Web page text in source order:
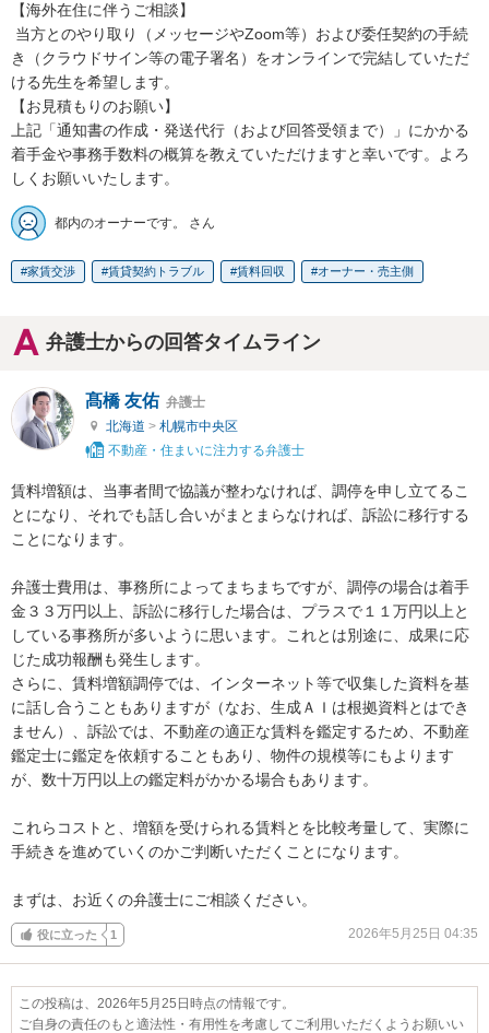
【海外在住に伴うご相談】
き（クラウドサイン等の電子署名）をオンラインで完結していただ
ける先生を希望します。
【お見積もりのお願い】
上記「通知書の作成・発送代行（および回答受領まで）」にかかる
着手金や事務手数料の概算を教えていただけますと幸いです。よろ
しくお願いいたします。
都内のオーナーです。 さん
家賃交渉 賃貸契約トラブル 賃料回収 オーナー・売主側
弁護士からの回答タイムライン
髙橋 友佑 弁護士
北海道 > 札幌市中央区
不動産・住まいに注力する弁護士
賃料増額は、当事者間で協議が整わなければ、調停を申し立てるこ
とになり、それでも話し合いがまとまらなければ、訴訟に移行する
ことになります。
弁護士費用は、事務所によってまちまちですが、調停の場合は着手
金３３万円以上、訴訟に移行した場合は、プラスで１１万円以上と
している事務所が多いように思います。これとは別途に、成果に応
じた成功報酬も発生します。
さらに、賃料増額調停では、インターネット等で収集した資料を基
に話し合うこともありますが（なお、生成ＡＩは根拠資料とはでき
ません）、訴訟では、不動産の適正な賃料を鑑定するため、不動産
鑑定士に鑑定を依頼することもあり、物件の規模等にもよります
が、数十万円以上の鑑定料がかかる場合もあります。
これらコストと、増額を受けられる賃料とを比較考量して、実際に
手続きを進めていくのかご判断いただくことになります。
まずは、お近くの弁護士にご相談ください。
役に立った 1 2026年5月25日 04:35
この投稿は、2026年5月25日時点の情報です。
ご自身の責任のもと適法性・有用性を考慮してご利用いただくようお願いい